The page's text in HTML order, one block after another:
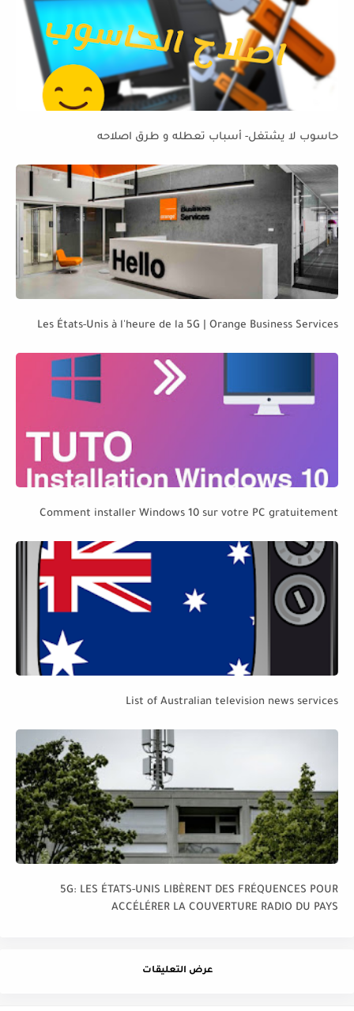
حاسوب لا يشتغل- أسباب تعطله و طرق اصلاحه
Les États-Unis à l'heure de la 5G | Orange Business Services
Comment installer Windows 10 sur votre PC gratuitement
List of Australian television news services
5G: LES ÉTATS-UNIS LIBÈRENT DES FRÉQUENCES POUR
ACCÉLÉRER LA COUVERTURE RADIO DU PAYS
عرض التعليقات